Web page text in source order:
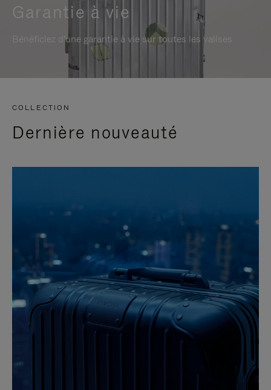
Garantie à vie
Bénéficiez d'une garantie à vie sur toutes les valises
COLLECTION
Dernière nouveauté